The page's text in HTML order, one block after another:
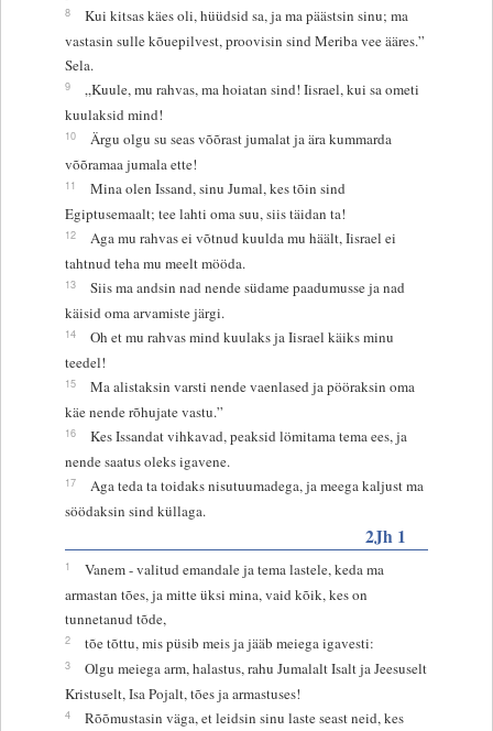
8
Kui kitsas käes oli, hüüdsid sa, ja ma päästsin sinu; ma
vastasin sulle kõuepilvest, proovisin sind Meriba vee ääres.”
Sela.
9
„Kuule, mu rahvas, ma hoiatan sind! Iisrael, kui sa ometi
kuulaksid mind!
10
Ärgu olgu su seas võõrast jumalat ja ära kummarda
võõramaa jumala ette!
11
Mina olen Issand, sinu Jumal, kes tõin sind
Egiptusemaalt; tee lahti oma suu, siis täidan ta!
12
Aga mu rahvas ei võtnud kuulda mu häält, Iisrael ei
tahtnud teha mu meelt mööda.
13
Siis ma andsin nad nende südame paadumusse ja nad
käisid oma arvamiste järgi.
14
Oh et mu rahvas mind kuulaks ja Iisrael käiks minu
teedel!
15
Ma alistaksin varsti nende vaenlased ja pööraksin oma
käe nende rõhujate vastu.”
16
Kes Issandat vihkavad, peaksid lömitama tema ees, ja
nende saatus oleks igavene.
17
Aga teda ta toidaks nisutuumadega, ja meega kaljust ma
söödaksin sind küllaga.
2Jh 1
1
Vanem - valitud emandale ja tema lastele, keda ma
armastan tões, ja mitte üksi mina, vaid kõik, kes on
tunnetanud tõde,
2 tõe tõttu, mis püsib meis ja jääb meiega igavesti:
3
Olgu meiega arm, halastus, rahu Jumalalt Isalt ja Jeesuselt
Kristuselt, Isa Pojalt, tões ja armastuses!
4
Rõõmustasin väga, et leidsin sinu laste seast neid, kes